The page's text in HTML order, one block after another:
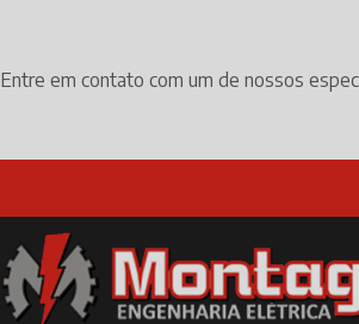
Entre em contato com um de nossos